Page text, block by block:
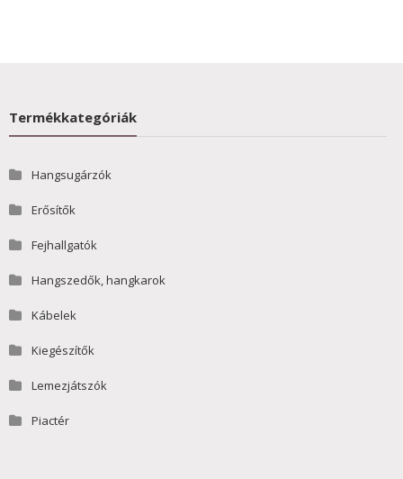
Termékkategóriák
Hangsugárzók
Erősítők
Fejhallgatók
Hangszedők, hangkarok
Kábelek
Kiegészítők
Lemezjátszók
Piactér